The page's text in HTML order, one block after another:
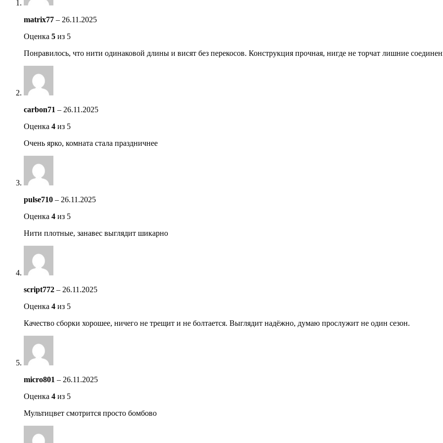
matrix77 – 26.11.2025
Оценка 5 из 5
Понравилось, что нити одинаковой длины и висят без перекосов. Конструкция прочная, нигде не торчат лишние
carbon71 – 26.11.2025
Оценка 4 из 5
Очень ярко, комната стала праздничнее
pulse710 – 26.11.2025
Оценка 4 из 5
Нити плотные, занавес выглядит шикарно
script772 – 26.11.2025
Оценка 4 из 5
Качество сборки хорошее, ничего не трещит и не болтается. Выглядит надёжно, думаю прослужит не один сезон.
micro801 – 26.11.2025
Оценка 4 из 5
Мультицвет смотрится просто бомбово